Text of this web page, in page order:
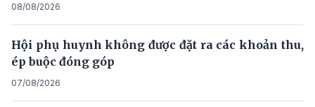
08/08/2026
Hội phụ huynh không được đặt ra các khoản thu,
ép buộc đóng góp
07/08/2026